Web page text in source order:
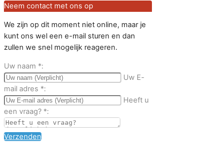
Neem contact met ons op
We zijn op dit moment niet online, maar je
kunt ons wel een e-mail sturen en dan
zullen we snel mogelijk reageren.
Uw naam *:
Uw E-
mail adres *:
Heeft u
een vraag? *:
Verzenden